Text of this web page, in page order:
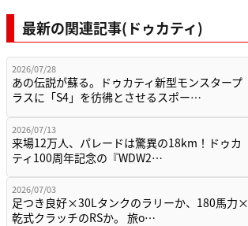
最新の関連記事(ドゥカティ)
2026/07/28
あの伝説が蘇る。ドゥカティ新型モンスタープ
ラスに「S4」を彷彿とさせるスポー…
2026/07/13
来場12万人、パレードは驚異の18km！ドゥカ
ティ100周年記念の『WDW2…
2026/07/03
足つき良好×30Lタンクのラリーか、180馬力×
乾式クラッチのRSか。 旅o…